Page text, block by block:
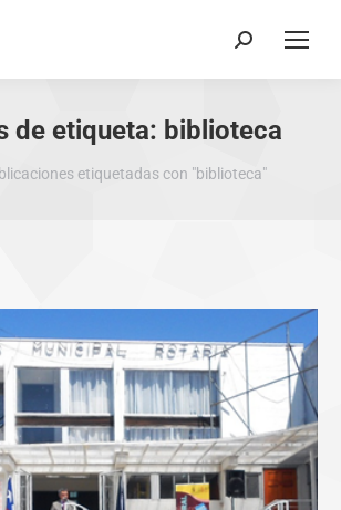
Buscar:
de etiqueta: biblioteca
etiquetadas con "biblioteca"